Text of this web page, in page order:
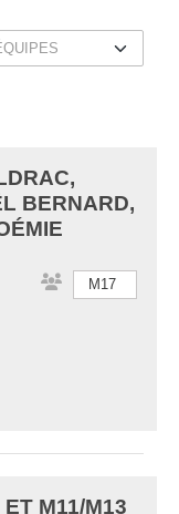
BERNARD,
M17
M11/M13